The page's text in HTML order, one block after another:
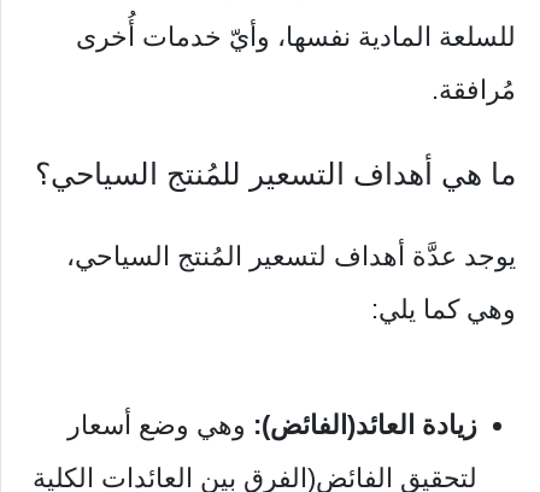
للسلعة المادية نفسها، وأيّ خدمات أُخرى
مُرافقة.
ما هي أهداف التسعير للمُنتج السياحي؟
يوجد عدَّة أهداف لتسعير المُنتج السياحي،
وهي كما يلي:
زيادة العائد(الفائض): وهي وضع أسعار
لتحقيق الفائض(الفرق بين العائدات الكلية